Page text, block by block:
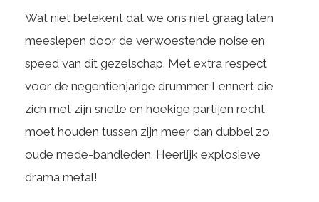
Wat niet betekent dat we ons niet graag laten
meeslepen door de verwoestende noise en
speed van dit gezelschap. Met extra respect
voor de negentienjarige drummer Lennert die
zich met zijn snelle en hoekige partijen recht
moet houden tussen zijn meer dan dubbel zo
oude mede-bandleden. Heerlijk explosieve
drama metal!